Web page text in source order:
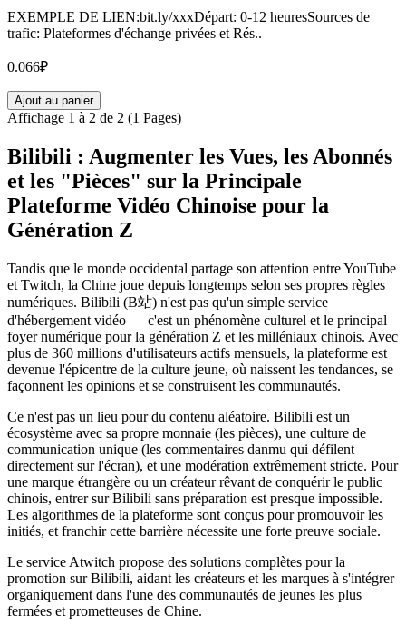
EXEMPLE DE LIEN:bit.ly/xxxDépart: 0-12 heuresSources de
trafic: Plateformes d'échange privées et Rés..
0.066₽
Ajout au panier
Affichage 1 à 2 de 2 (1 Pages)
Bilibili : Augmenter les Vues, les Abonnés
et les "Pièces" sur la Principale
Plateforme Vidéo Chinoise pour la
Génération Z
Tandis que le monde occidental partage son attention entre YouTube
et Twitch, la Chine joue depuis longtemps selon ses propres règles
numériques. Bilibili (B站) n'est pas qu'un simple service
d'hébergement vidéo — c'est un phénomène culturel et le principal
foyer numérique pour la génération Z et les milléniaux chinois. Avec
plus de 360 millions d'utilisateurs actifs mensuels, la plateforme est
devenue l'épicentre de la culture jeune, où naissent les tendances, se
façonnent les opinions et se construisent les communautés.
Ce n'est pas un lieu pour du contenu aléatoire. Bilibili est un
écosystème avec sa propre monnaie (les pièces), une culture de
communication unique (les commentaires danmu qui défilent
directement sur l'écran), et une modération extrêmement stricte. Pour
une marque étrangère ou un créateur rêvant de conquérir le public
chinois, entrer sur Bilibili sans préparation est presque impossible.
Les algorithmes de la plateforme sont conçus pour promouvoir les
initiés, et franchir cette barrière nécessite une forte preuve sociale.
Le service Atwitch propose des solutions complètes pour la
promotion sur Bilibili, aidant les créateurs et les marques à s'intégrer
organiquement dans l'une des communautés de jeunes les plus
fermées et prometteuses de Chine.